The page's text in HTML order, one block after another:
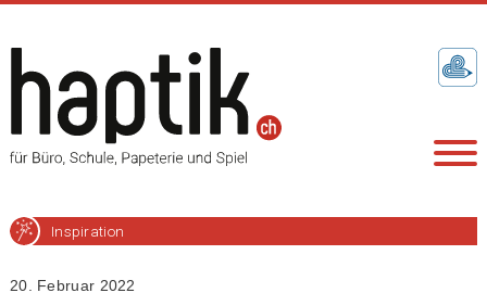
Inspiration
20. Februar 2022